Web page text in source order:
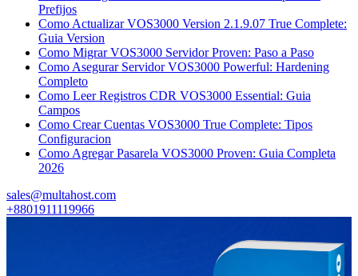
Prefijos
Como Actualizar VOS3000 Version 2.1.9.07 True Complete:
Guia Version
Como Migrar VOS3000 Servidor Proven: Paso a Paso
Como Asegurar Servidor VOS3000 Powerful: Hardening
Completo
Como Leer Registros CDR VOS3000 Essential: Guia
Campos
Como Crear Cuentas VOS3000 True Complete: Tipos
Configuracion
Como Agregar Pasarela VOS3000 Proven: Guia Completa
2026
sales@multahost.com
+8801911119966